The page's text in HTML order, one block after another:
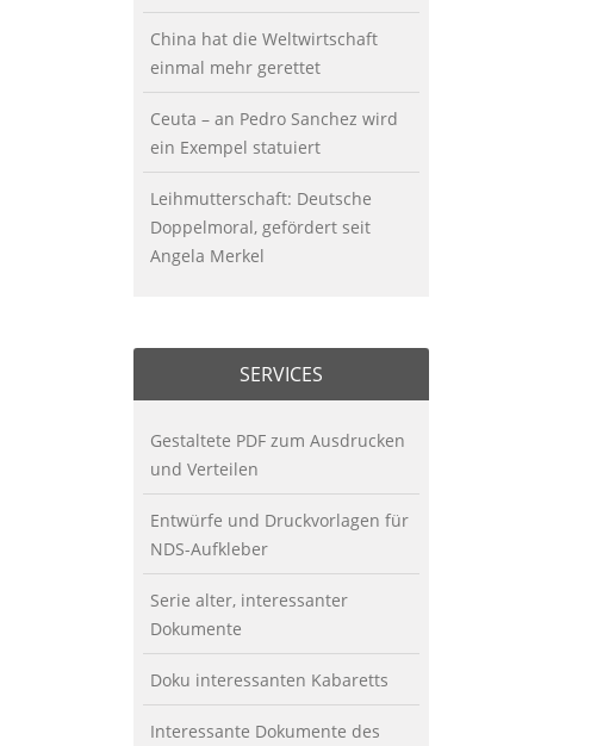
China hat die Weltwirtschaft
einmal mehr gerettet
Ceuta – an Pedro Sanchez wird
ein Exempel statuiert
Leihmutterschaft: Deutsche
Doppelmoral, gefördert seit
Angela Merkel
SERVICES
Gestaltete PDF zum Ausdrucken
und Verteilen
Entwürfe und Druckvorlagen für
NDS-Aufkleber
Serie alter, interessanter
Dokumente
Doku interessanten Kabaretts
Interessante Dokumente des